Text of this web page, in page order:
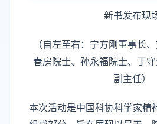
新书发布现
（自左至右：宁方刚董事长
春房院士、孙永福院士、丁
副主任）
本次活动是中国科协科学家精